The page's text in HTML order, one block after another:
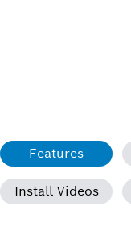
Features
Install Videos